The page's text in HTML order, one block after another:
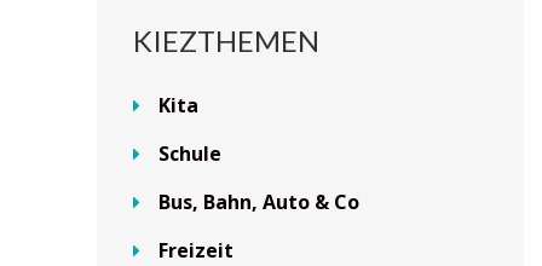
KIEZTHEMEN
Kita
Schule
Bus, Bahn, Auto & Co
Freizeit